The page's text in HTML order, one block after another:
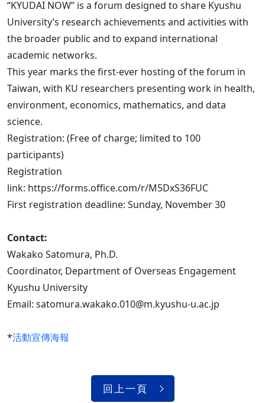
“KYUDAI NOW” is a forum designed to share Kyushu
University’s research achievements and activities with
the broader public and to expand international
academic networks.
This year marks the first-ever hosting of the forum in
Taiwan, with KU researchers presenting work in health,
environment, economics, mathematics, and data
science.
Registration: (Free of charge; limited to 100
participants)
Registration
link: https://forms.office.com/r/M5DxS36FUC
First registration deadline: Sunday, November 30
Contact:
Wakako Satomura, Ph.D.
Coordinator, Department of Overseas Engagement
Kyushu University
Email: satomura.wakako.010@m.kyushu-u.ac.jp
*活動宣傳海報
回上一頁